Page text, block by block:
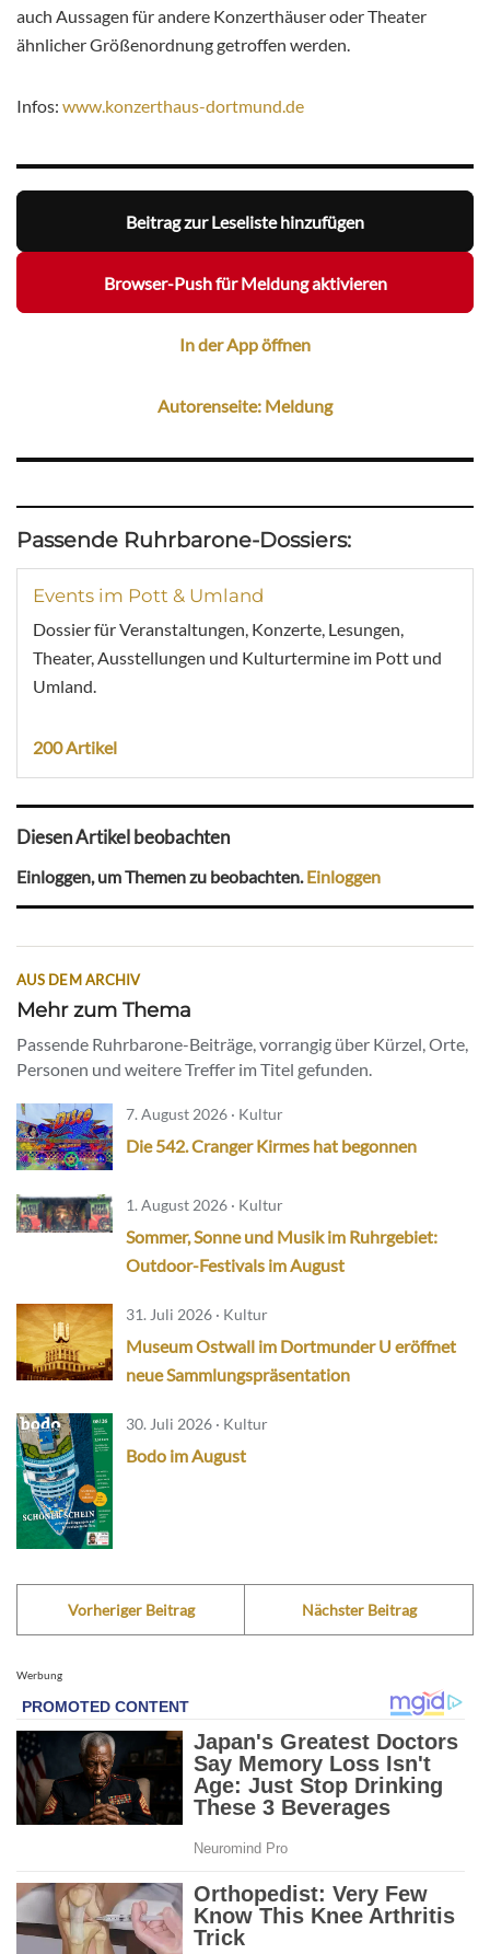
auch Aussagen für andere Konzerthäuser oder Theater
ähnlicher Größenordnung getroffen werden.
Infos: www.konzerthaus-dortmund.de
Beitrag zur Leseliste hinzufügen
Browser-Push für Meldung aktivieren
In der App öffnen
Autorenseite: Meldung
Passende Ruhrbarone-Dossiers:
Events im Pott & Umland
Dossier für Veranstaltungen, Konzerte, Lesungen,
Theater, Ausstellungen und Kulturtermine im Pott und
Umland.
200 Artikel
Diesen Artikel beobachten
Einloggen, um Themen zu beobachten. Einloggen
AUS DEM ARCHIV
Mehr zum Thema
Passende Ruhrbarone-Beiträge, vorrangig über Kürzel, Orte,
Personen und weitere Treffer im Titel gefunden.
7. August 2026 · Kultur
Die 542. Cranger Kirmes hat begonnen
1. August 2026 · Kultur
Sommer, Sonne und Musik im Ruhrgebiet:
Outdoor-Festivals im August
31. Juli 2026 · Kultur
Museum Ostwall im Dortmunder U eröffnet
neue Sammlungspräsentation
30. Juli 2026 · Kultur
Bodo im August
Vorheriger Beitrag Nächster Beitrag
Werbung